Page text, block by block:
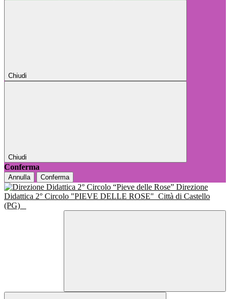
Chiudi
Chiudi
Conferma
Annulla Conferma
Direzione
Didattica 2° Circolo "PIEVE DELLE ROSE" Città di Castello
(PG)